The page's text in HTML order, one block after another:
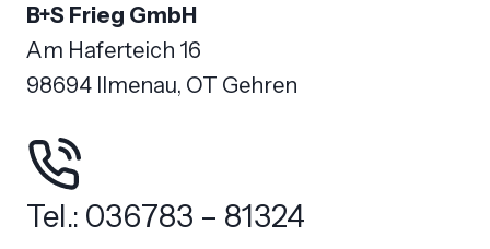
B+S Frieg GmbH
Am Haferteich 16
98694 Ilmenau, OT Gehren
Tel.: 036783 – 81324